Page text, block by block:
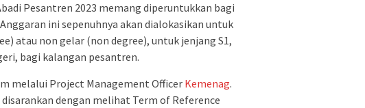
Pesantren 2023 memang diperuntukkan bagi
ini sepenuhnya akan dialokasikan untuk
atau non gelar (non degree), untuk jenjang S1,
bagi kalangan pesantren.
melalui Project Management Officer Kemenag.
disarankan dengan melihat Term of Reference